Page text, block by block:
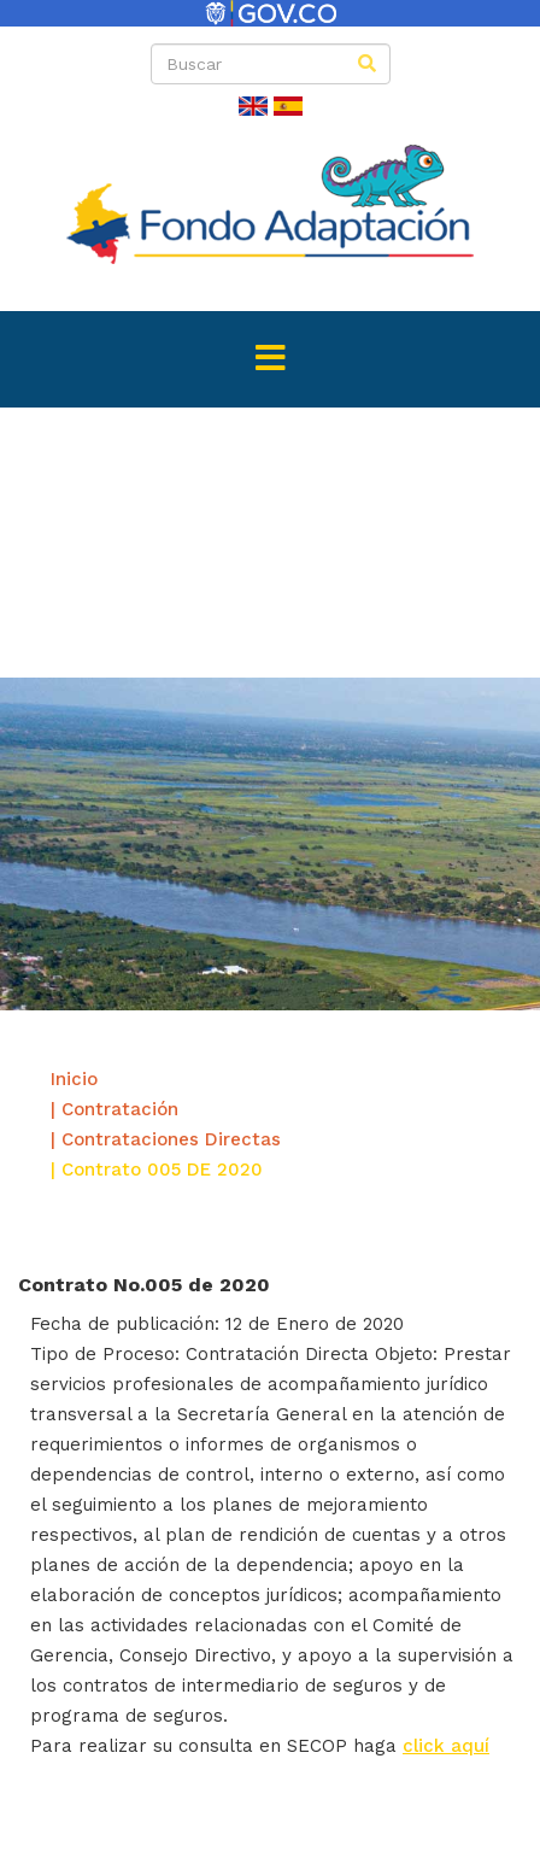
Directas
Inicio
| Contratación
| Contrataciones Directas
| Contrato 005 DE 2020
Contrato No.005 de 2020
Fecha de publicación: 12 de Enero de 2020
Tipo de Proceso: Contratación Directa Objeto: Prestar
servicios profesionales de acompañamiento jurídico
transversal a la Secretaría General en la atención de
requerimientos o informes de organismos o
dependencias de control, interno o externo, así como
el seguimiento a los planes de mejoramiento
respectivos, al plan de rendición de cuentas y a otros
planes de acción de la dependencia; apoyo en la
elaboración de conceptos jurídicos; acompañamiento
en las actividades relacionadas con el Comité de
Gerencia, Consejo Directivo, y apoyo a la supervisión a
los contratos de intermediario de seguros y de
programa de seguros.
Para realizar su consulta en SECOP haga click aquí